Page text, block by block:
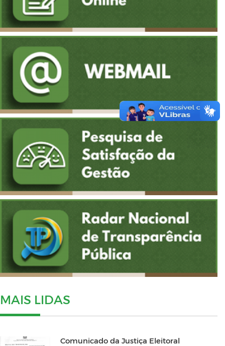
MAIS LIDAS
Comunicado da Justiça Eleitoral